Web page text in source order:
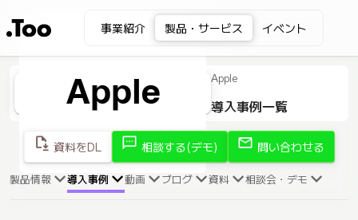
事業紹介 製品・サービス イベント
Apple
導入事例一覧
file_save 資料をDL sms 相談する(デモ) mail 問い合わせる
製品情報 導入事例 動画 ブログ 資料 相談会・デモ